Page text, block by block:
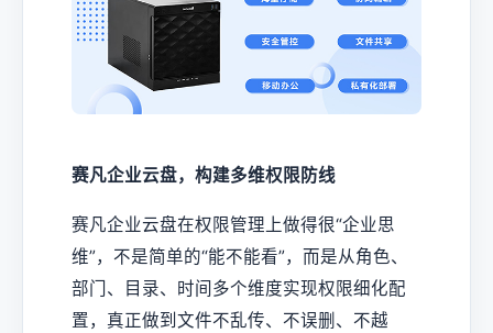
赛凡企业云盘，构建多维权限防线
赛凡企业云盘在权限管理上做得很“企业思
维”，不是简单的“能不能看”，而是从角色、
部门、目录、时间多个维度实现权限细化配
置，真正做到文件不乱传、不误删、不越